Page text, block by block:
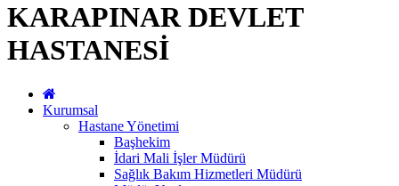
KARAPINAR DEVLET
HASTANESİ
Kurumsal
Hastane Yönetimi
Başhekim
İdari Mali İşler Müdürü
Sağlık Bakım Hizmetleri Müdürü